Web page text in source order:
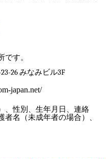
です。
23-26みなみビル3F
japan.net/
、性別、生年月日、連絡
名（未成年者の場合）、